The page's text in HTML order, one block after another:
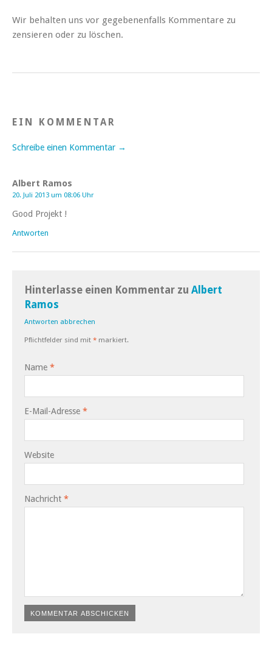
Wir behalten uns vor gegebenenfalls Kommentare zu
zensieren oder zu löschen.
EIN KOMMENTAR
Schreibe einen Kommentar →
Albert Ramos
20. Juli 2013 um 08:06 Uhr
Good Projekt !
Antworten
Hinterlasse einen Kommentar zu Albert
Ramos
Antworten abbrechen
Pflichtfelder sind mit * markiert.
Name *
E-Mail-Adresse *
Website
Nachricht *